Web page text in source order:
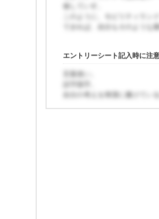
催していす。
このように、モビリティラン
できれば、自分もそのような
エントリーシート記入時に注
言葉使い。
自分の考えを簡潔に書けてい